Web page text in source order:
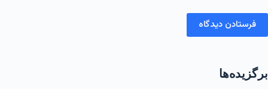
فرستادن دیدگاه
برگزیده‌ها